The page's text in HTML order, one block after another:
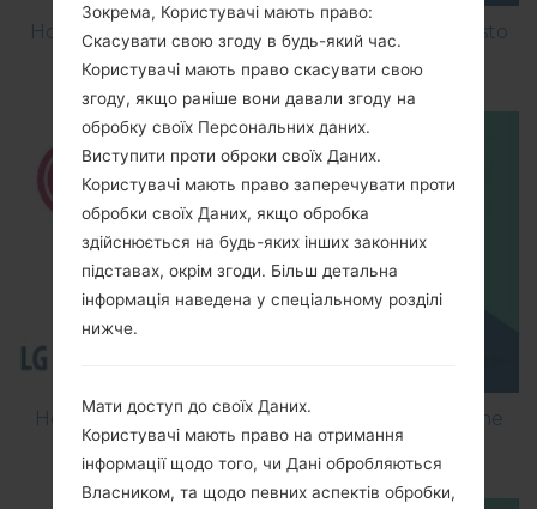
How to Factory Reset through menu on LG Aristo
MS210?
How to Flash Stock Firmware on LG Smartphone
using LG Flash Tool 2014?
Зокрема, Користувачі мають право:
Скасувати свою згоду в будь-який час.
Користувачі мають право скасувати свою
згоду, якщо раніше вони давали згоду на
обробку своїх Персональних даних.
Виступити проти оброки своїх Даних.
Користувачі мають право заперечувати проти
обробки своїх Даних, якщо обробка
здійснюється на будь-яких інших законних
підставах, окрім згоди. Більш детальна
інформація наведена у спеціальному розділі
нижче.
Мати доступ до своїх Даних.
Користувачі мають право на отримання
інформації щодо того, чи Дані обробляються
Власником, та щодо певних аспектів обробки,